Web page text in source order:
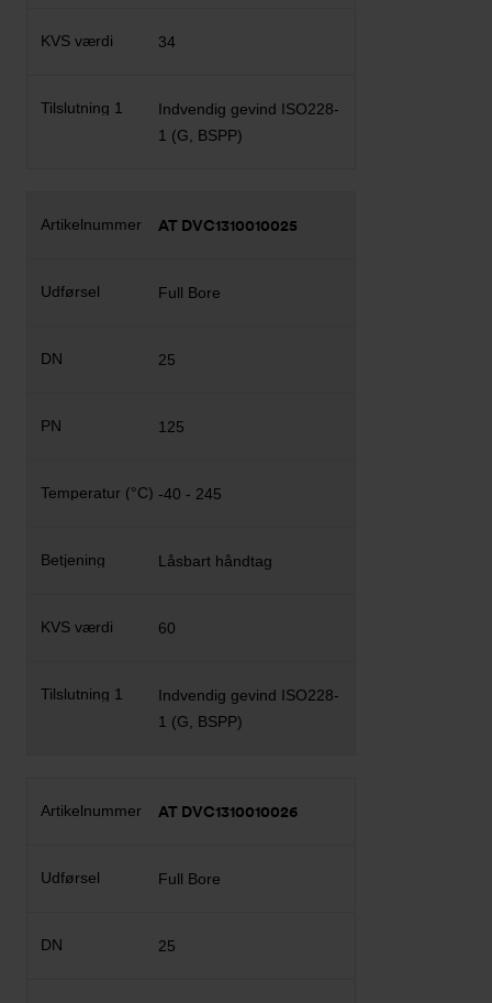
34
Indvendig gevind ISO228-
1 (G, BSPP)
AT DVC1310010025
Full Bore
25
125
-40 - 245
Låsbart håndtag
60
Indvendig gevind ISO228-
1 (G, BSPP)
AT DVC1310010026
Full Bore
25